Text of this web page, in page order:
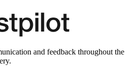
and feedback throughout the